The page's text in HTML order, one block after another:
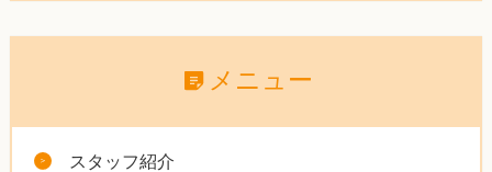
メニュー
スタッフ紹介